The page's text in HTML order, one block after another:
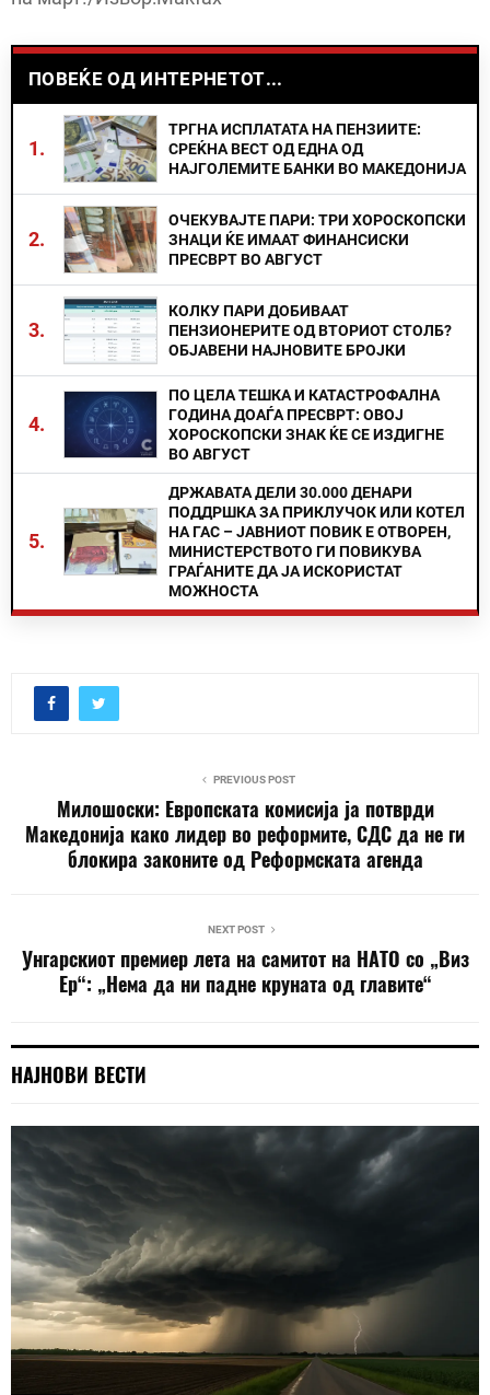
ПОВЕЌЕ ОД ИНТЕРНЕТОТ...
1.
ТРГНА ИСПЛАТАТА НА ПЕНЗИИТЕ:
СРЕЌНА ВЕСТ ОД ЕДНА ОД
НАЈГОЛЕМИТЕ БАНКИ ВО МАКЕДОНИЈА
2.
ОЧЕКУВАЈТЕ ПАРИ: ТРИ ХОРОСКОПСКИ
ЗНАЦИ ЌЕ ИМААТ ФИНАНСИСКИ
ПРЕСВРТ ВО АВГУСТ
3.
КОЛКУ ПАРИ ДОБИВААТ
ПЕНЗИОНЕРИТЕ ОД ВТОРИОТ СТОЛБ?
ОБЈАВЕНИ НАЈНОВИТЕ БРОЈКИ
4.
ПО ЦЕЛА ТЕШКА И КАТАСТРОФАЛНА
ГОДИНА ДОАЃА ПРЕСВРТ: ОВОЈ
ХОРОСКОПСКИ ЗНАК ЌЕ СЕ ИЗДИГНЕ
ВО АВГУСТ
5.
ДРЖАВАТА ДЕЛИ 30.000 ДЕНАРИ
ПОДДРШКА ЗА ПРИКЛУЧОК ИЛИ КОТЕЛ
НА ГАС – ЈАВНИОТ ПОВИК Е ОТВОРЕН,
МИНИСТЕРСТВОТО ГИ ПОВИКУВА
ГРАЃАНИТЕ ДА ЈА ИСКОРИСТАТ
МОЖНОСТА
PREVIOUS POST
Милошоски: Европската комисија ја потврди
Македонија како лидер во реформите, СДС да не ги
блокира законите од Реформската агенда
NEXT POST
Унгарскиот премиер лета на самитот на НАТО со „Виз
Ер“: „Нема да ни падне круната од главите“
НАЈНОВИ ВЕСТИ